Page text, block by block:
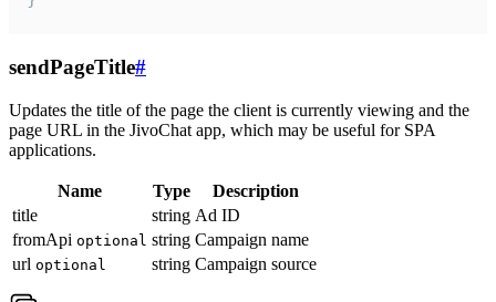
sendPageTitle#
Updates the title of the page the client is currently viewing and the
page URL in the JivoChat app, which may be useful for SPA
applications.
Name Type
Description
title
string Ad ID
fromApi optional string Campaign name
url optional string Campaign source